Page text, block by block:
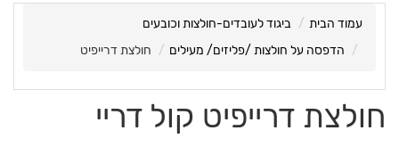
עמוד הבית
ביגוד לעובדים-חולצות וכובעים
הדפסה על חולצות /פליזים/ מעילים
חולצת דרייפיט
חולצת דרייפיט קול דריי